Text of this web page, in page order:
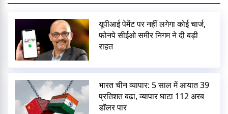
यूपीआई पेमेंट पर नहीं लगेगा कोई चार्ज,
फोनपे सीईओ समीर निगम ने दी बड़ी
राहत
भारत चीन व्यापार: 5 साल में आयात 39
प्रतिशत बढ़ा, व्यापार घाटा 112 अरब
डॉलर पार